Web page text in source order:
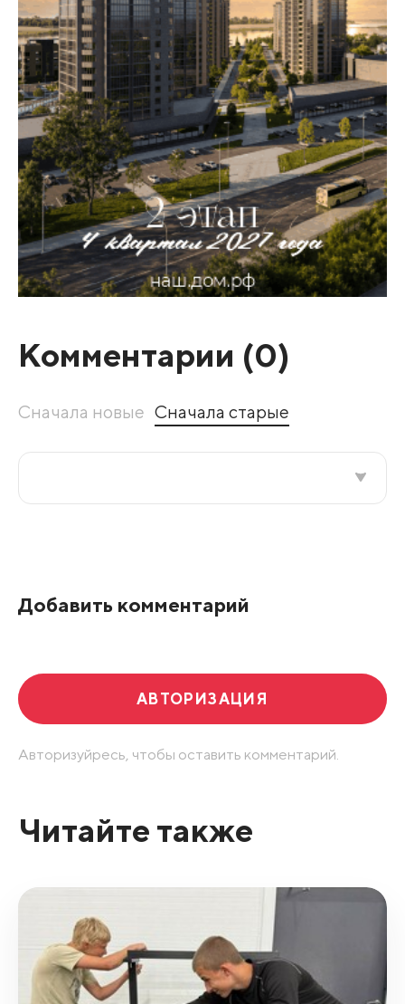
Комментарии (0)
Сначала новые Сначала старые
Добавить комментарий
АВТОРИЗАЦИЯ
Авторизуйресь, чтобы оставить комментарий.
Читайте также